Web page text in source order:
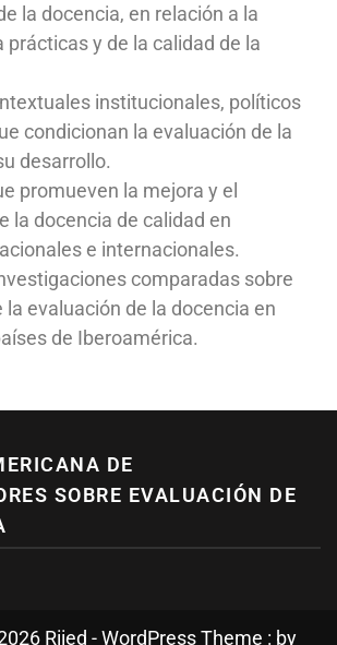
la docencia, en relación a la
prácticas y de la calidad de la
institucionales, políticos
condicionan la evaluación de la
desarrollo.
promueven la mejora y el
la docencia de calidad en
e internacionales.
comparadas sobre
la evaluación de la docencia en
de Iberoamérica.
DE
SOBRE EVALUACIÓN DE
Riied - WordPress Theme : by